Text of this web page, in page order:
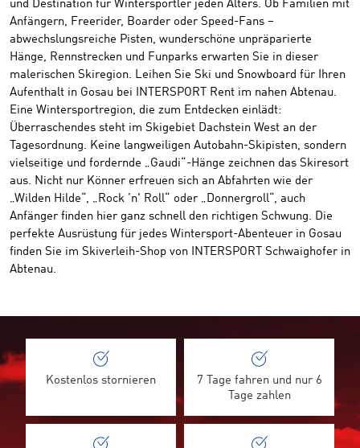
und Destination für Wintersportler jeden Alters. Ob Familien mit
Anfängern, Freerider, Boarder oder Speed-Fans –
abwechslungsreiche Pisten, wunderschöne unpräparierte
Hänge, Rennstrecken und Funparks erwarten Sie in dieser
malerischen Skiregion. Leihen Sie Ski und Snowboard für Ihren
Aufenthalt in Gosau bei INTERSPORT Rent im nahen Abtenau.
Eine Wintersportregion, die zum Entdecken einlädt:
Überraschendes steht im Skigebiet Dachstein West an der
Tagesordnung. Keine langweiligen Autobahn-Skipisten, sondern
vielseitige und fordernde „Gaudi“-Hänge zeichnen das Skiresort
aus. Nicht nur Könner erfreuen sich an Abfahrten wie der
„Wilden Hilde“, „Rock ’n' Roll“ oder „Donnergroll“, auch
Anfänger finden hier ganz schnell den richtigen Schwung. Die
perfekte Ausrüstung für jedes Wintersport-Abenteuer in Gosau
finden Sie im Skiverleih-Shop von INTERSPORT Schwaighofer in
Abtenau.
Kostenlos stornieren
7 Tage fahren und nur 6
Tage zahlen